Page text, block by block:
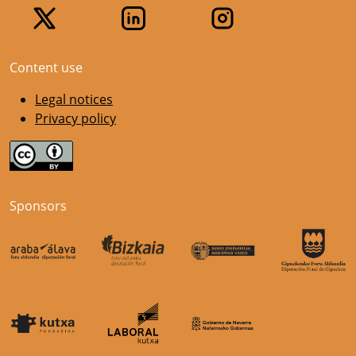
Content use
Legal notices
Privacy policy
Sponsors